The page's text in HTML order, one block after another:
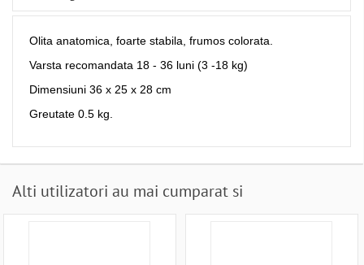
Olita anatomica, foarte stabila, frumos colorata.
Varsta recomandata 18 - 36 luni (3 -18 kg)
Dimensiuni 36 x 25 x 28 cm
Greutate 0.5 kg.
Alti utilizatori au mai cumparat si